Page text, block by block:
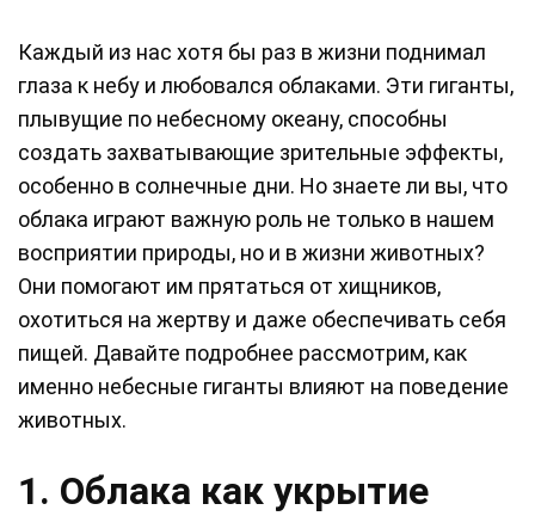
Каждый из нас хотя бы раз в жизни поднимал
глаза к небу и любовался облаками. Эти гиганты,
плывущие по небесному океану, способны
создать захватывающие зрительные эффекты,
особенно в солнечные дни. Но знаете ли вы, что
облака играют важную роль не только в нашем
восприятии природы, но и в жизни животных?
Они помогают им прятаться от хищников,
охотиться на жертву и даже обеспечивать себя
пищей. Давайте подробнее рассмотрим, как
именно небесные гиганты влияют на поведение
животных.
1. Облака как укрытие